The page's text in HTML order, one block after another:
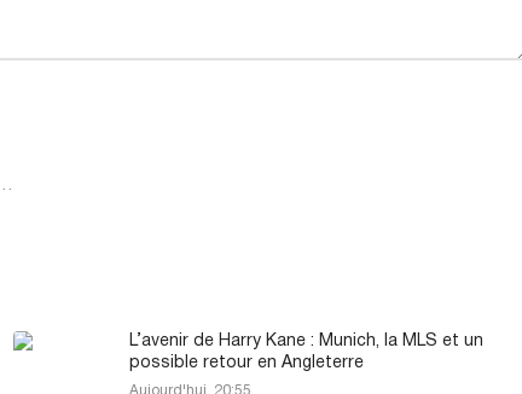
L’avenir de Harry Kane : Munich, la MLS et un
possible retour en Angleterre